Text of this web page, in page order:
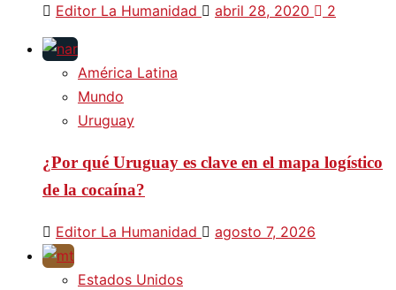
Editor La Humanidad abril 28, 2020 2
América Latina
Mundo
Uruguay
¿Por qué Uruguay es clave en el mapa logístico
de la cocaína?
Editor La Humanidad agosto 7, 2026
Estados Unidos